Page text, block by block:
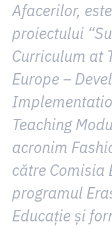
Afacerilor,
proiectului
Curriculum at
Europe –
Teaching
acronim
către Comisia
programul
Educație și